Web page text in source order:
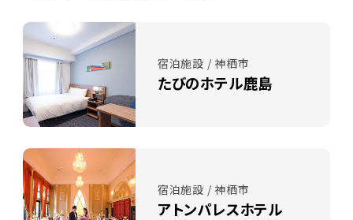
宿泊施設 / 神栖市
たびのホテル鹿島
宿泊施設 / 神栖市
アトンパレスホテル